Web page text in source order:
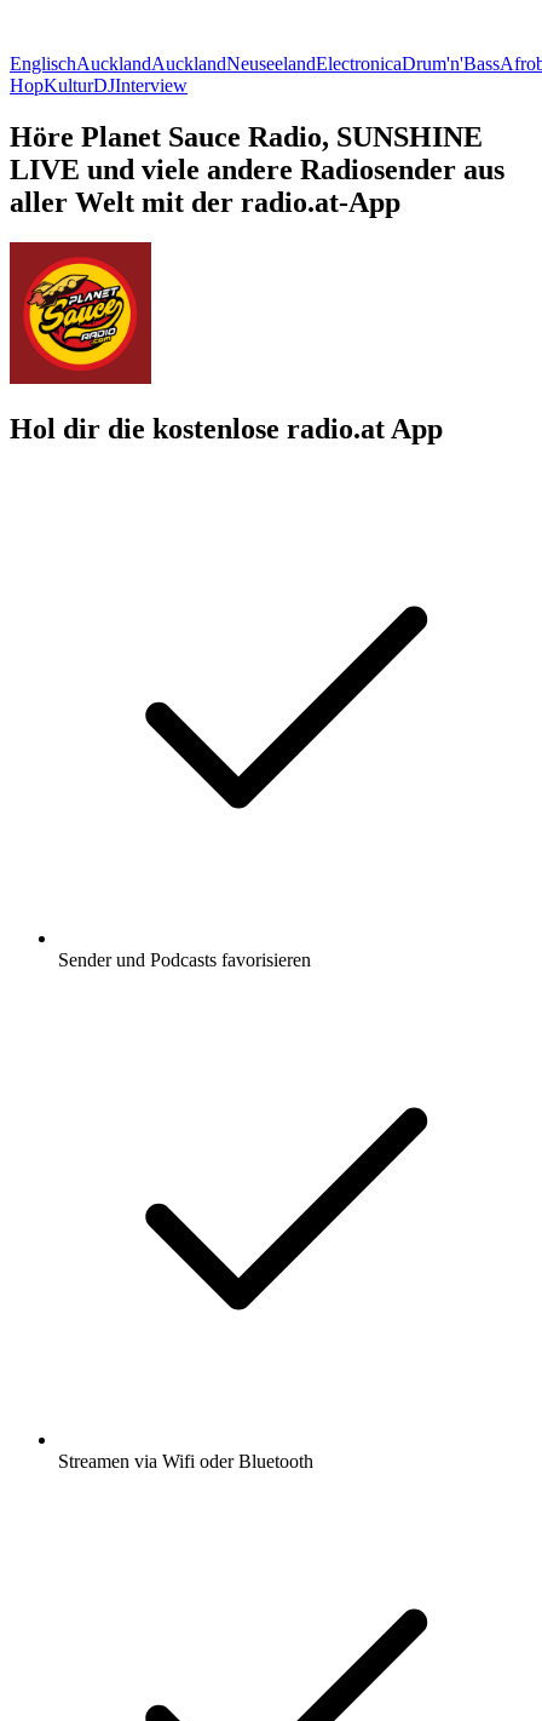
EnglischAucklandAucklandNeuseelandElectronicaDrum'n'Bass
HopKulturDJInterview
Höre Planet Sauce Radio, SUNSHINE
LIVE und viele andere Radiosender aus
aller Welt mit der radio.at-App
Hol dir die kostenlose radio.at App
Sender und Podcasts favorisieren
Streamen via Wifi oder Bluetooth